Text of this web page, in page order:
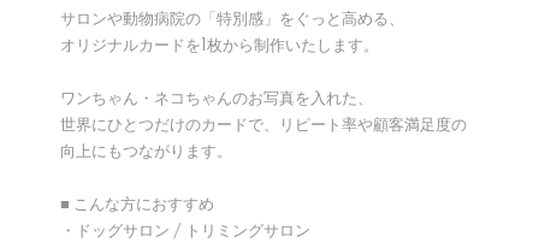
サロンや動物病院の「特別感」をぐっと高める、
オリジナルカードを1枚から制作いたします。
ワンちゃん・ネコちゃんのお写真を入れた、
世界にひとつだけのカードで、リピート率や顧客満足度の
向上にもつながります。
■ こんな方におすすめ
・ドッグサロン / トリミングサロン